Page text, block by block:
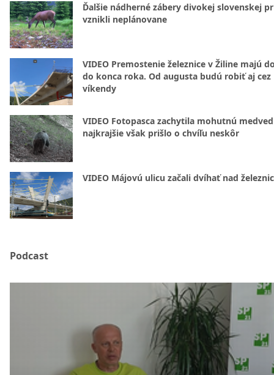
Ďalšie nádherné zábery divokej slovenskej
vznikli neplánovane
VIDEO Premostenie železnice v Žiline majú
do konca roka. Od augusta budú robiť aj cez
víkendy
VIDEO Fotopasca zachytila mohutnú
najkrajšie však prišlo o chvíľu neskôr
VIDEO Májovú ulicu začali dvíhať nad
Podcast